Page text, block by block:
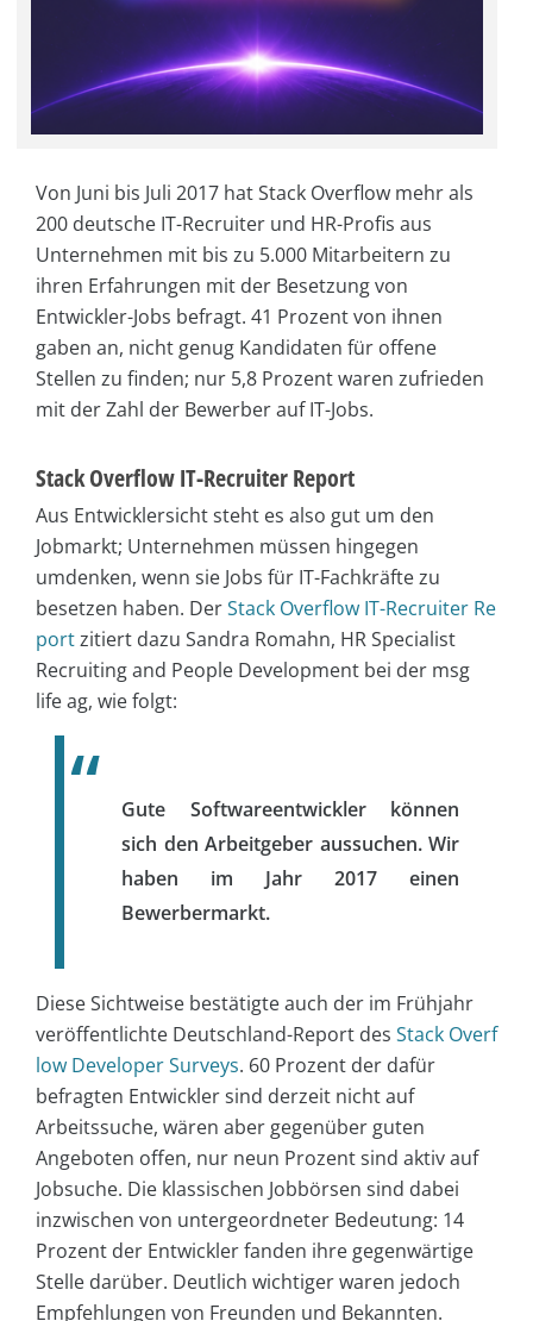
Von Juni bis Juli 2017 hat Stack Overflow mehr als
200 deutsche IT-Recruiter und HR-Profis aus
Unternehmen mit bis zu 5.000 Mitarbeitern zu
ihren Erfahrungen mit der Besetzung von
Entwickler-Jobs befragt. 41 Prozent von ihnen
gaben an, nicht genug Kandidaten für offene
Stellen zu finden; nur 5,8 Prozent waren zufrieden
mit der Zahl der Bewerber auf IT-Jobs.
Stack Overflow IT-Recruiter Report
Aus Entwicklersicht steht es also gut um den
Jobmarkt; Unternehmen müssen hingegen
umdenken, wenn sie Jobs für IT-Fachkräfte zu
besetzen haben. DerStack Overflow IT-Recruiter Re
portzitiert dazu Sandra Romahn, HR Specialist
Recruiting and People Development bei der msg
life ag, wie folgt:
Gute Softwareentwickler können
sich den Arbeitgeber aussuchen. Wir
haben im Jahr 2017 einen
Bewerbermarkt.
Diese Sichtweise bestätigte auch der im Frühjahr
veröffentlichte Deutschland-Report des Stack Overf
low Developer Surveys. 60 Prozent der dafür
befragten Entwickler sind derzeit nicht auf
Arbeitssuche, wären aber gegenüber guten
Angeboten offen, nur neun Prozent sind aktiv auf
Jobsuche. Die klassischen Jobbörsen sind dabei
inzwischen von untergeordneter Bedeutung: 14
Prozent der Entwickler fanden ihre gegenwärtige
Stelle darüber. Deutlich wichtiger waren jedoch
Empfehlungen von Freunden und Bekannten.